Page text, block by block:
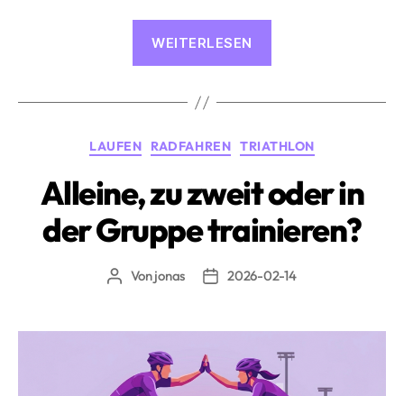
WEITERLESEN
Marathon
Triathlon:
Unterschiede
und
Besonderheiten»
Kategorien
LAUFEN RADFAHREN TRIATHLON
Alleine, zu zweit oder in
der Gruppe trainieren?
Beitragsautor
Vonjonas Beitragsdatum
2026-02-14